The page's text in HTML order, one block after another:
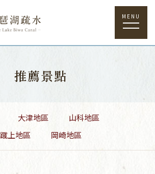
MENU
推薦景點
大津地區
山科地區
蹴上地區
岡崎地區